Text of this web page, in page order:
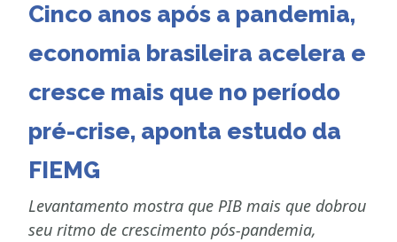
Cinco anos após a pandemia,
economia brasileira acelera e
cresce mais que no período
pré-crise, aponta estudo da
FIEMG
Levantamento mostra que PIB mais que dobrou
seu ritmo de crescimento pós-pandemia,